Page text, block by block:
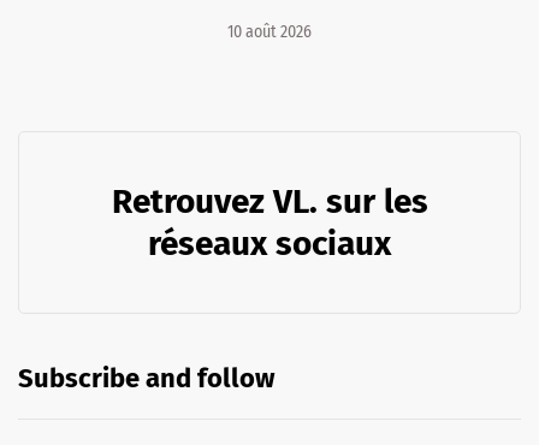
10 août 2026
Retrouvez VL. sur les
réseaux sociaux
Subscribe and follow